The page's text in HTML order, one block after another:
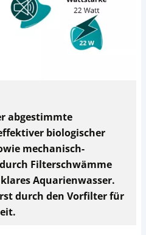
abgestimmte
biologischer
mechanisch-
Filterschwämme
Aquarienwasser.
durch den Vorfilter für